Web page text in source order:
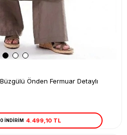
Önden Fermuar Detaylı
İNDİRİM 4.499,10 TL